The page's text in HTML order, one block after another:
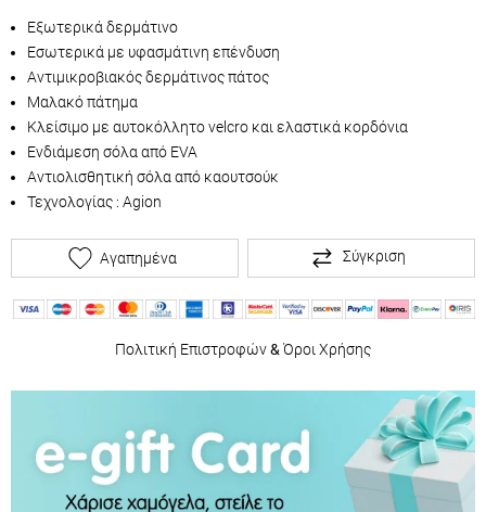
Εξωτερικά δερμάτινο
Εσωτερικά με υφασμάτινη επένδυση
Αντιμικροβιακός δερμάτινος πάτος
Μαλακό πάτημα
Κλείσιμο με αυτοκόλλητο velcro και ελαστικά κορδόνια
Ενδιάμεση σόλα από EVA
Αντιολισθητική σόλα από καουτσούκ
Τεχνολογίας : Agion
Αγαπημένα Σύγκριση
Πολιτική Επιστροφών&Όροι Χρήσης